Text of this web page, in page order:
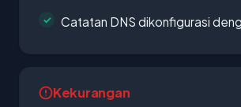
Catatan DNS dikonfigurasi
Kekurangan